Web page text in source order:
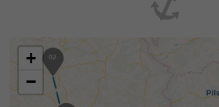
02
+
−